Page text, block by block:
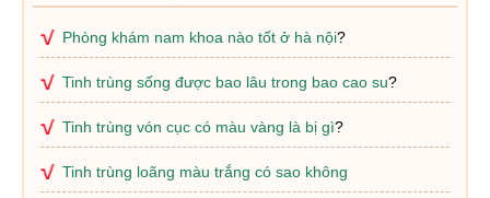
Phòng khám nam khoa nào tốt ở hà nội?
Tinh trùng sống được bao lâu trong bao cao su?
Tinh trùng vón cục có màu vàng là bị gì?
Tinh trùng loãng màu trắng có sao không